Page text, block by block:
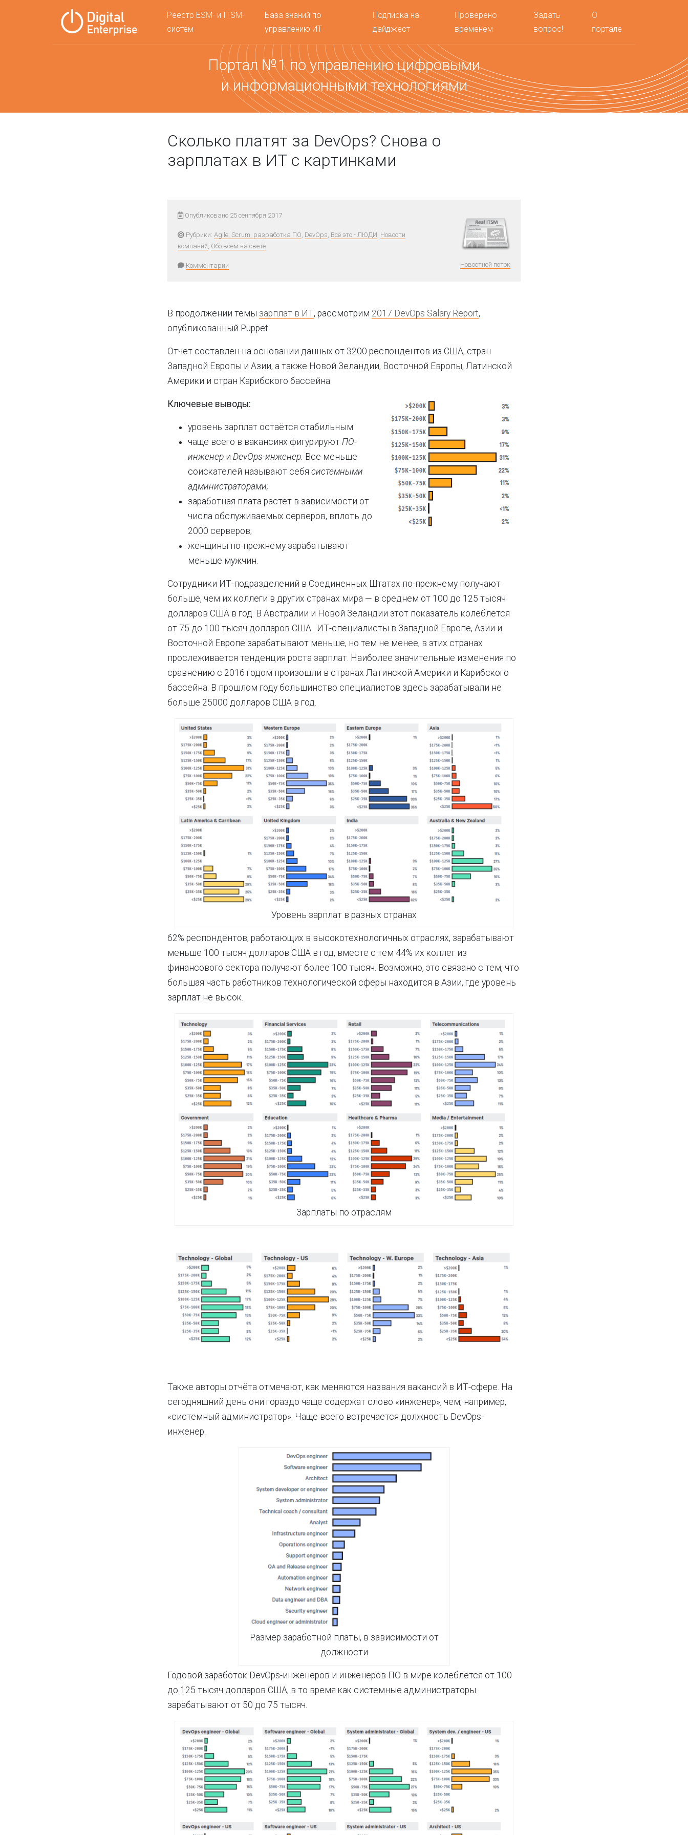
Реестр ESM- и ITSM-
систем
База знаний по
управлению ИТ
Подписка на
дайджест
Проверено
временем
Задать
вопрос!
О
портале
Портал №1 по управлению цифровыми
и информационными технологиями
Сколько платят за DevOps? Снова о
зарплатах в ИТ с картинками
Опубликовано 25 сентября 2017
Рубрики: Agile, Scrum, разработка ПО, DevOps, Всё это - ЛЮДИ, Новости
компаний, Обо всём на свете
Комментарии Новостной поток
В продолжении темы зарплат в ИТ, рассмотрим 2017 DevOps Salary Report,
опубликованный Puppet.
Отчет составлен на основании данных от 3200 респондентов из США, стран
Западной Европы и Азии, а также Новой Зеландии, Восточной Европы, Латинской
Америки и стран Карибского бассейна.
Ключевые выводы:
уровень зарплат остаётся стабильным
чаще всего в вакансиях фигурируют ПО-
инженер и DevOps-инженер. Все меньше
соискателей называют себя системными
администраторами;
заработная плата растёт в зависимости от
числа обслуживаемых серверов, вплоть до
2000 серверов;
женщины по-прежнему зарабатывают
меньше мужчин.
Сотрудники ИТ-подразделений в Соединенных Штатах по-прежнему получают
больше, чем их коллеги в других странах мира — в среднем от 100 до 125 тысяч
долларов США в год. В Австралии и Новой Зеландии этот показатель колеблется
от 75 до 100 тысяч долларов США. ИТ-специалисты в Западной Европе, Азии и
Восточной Европе зарабатывают меньше, но тем не менее, в этих странах
прослеживается тенденция роста зарплат. Наиболее значительные изменения по
сравнению с 2016 годом произошли в странах Латинской Америки и Карибского
бассейна. В прошлом году большинство специалистов здесь зарабатывали не
больше 25000 долларов США в год.
Уровень зарплат в разных странах
62% респондентов, работающих в высокотехнологичных отраслях, зарабатывают
меньше 100 тысяч долларов США в год, вместе с тем 44% их коллег из
финансового сектора получают более 100 тысяч. Возможно, это связано с тем, что
большая часть работников технологической сферы находится в Азии, где уровень
зарплат не высок.
Зарплаты по отраслям
Также авторы отчёта отмечают, как меняются названия вакансий в ИТ-сфере. На
сегодняшний день они гораздо чаще содержат слово «инженер», чем, например,
«системный администратор». Чаще всего встречается должность DevOps-
инженер.
Размер заработной платы, в зависимости от
должности
Годовой заработок DevOps-инженеров и инженеров ПО в мире колеблется от 100
до 125 тысяч долларов США, в то время как системные администраторы
зарабатывают от 50 до 75 тысяч.